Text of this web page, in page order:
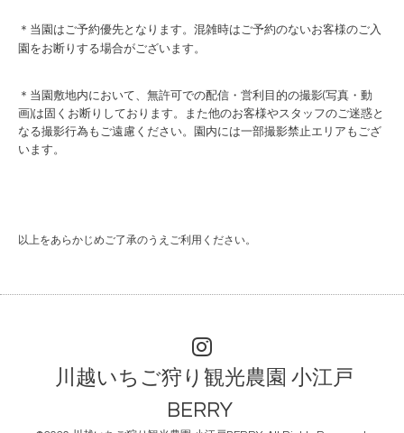
＊当園はご予約優先となります。混雑時はご予約のないお客様のご入
園をお断りする場合がございます。
＊当園敷地内において、無許可での配信・営利目的の撮影(写真・動
画)は固くお断りしております。
また他のお客様やスタッフのご迷惑と
なる撮影行為もご遠慮ください。園内には一部撮影禁止エリアもござ
います。
以上をあらかじめご了承のうえご利用ください。
川越いちご狩り観光農園 小江戸
BERRY